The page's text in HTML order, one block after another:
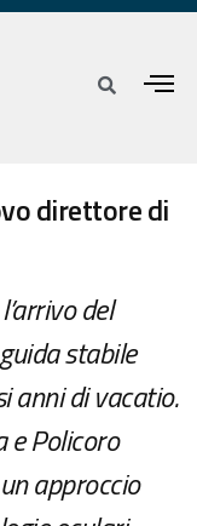
direttore di
del
stabile
anni di vacatio.
e Policoro
approccio